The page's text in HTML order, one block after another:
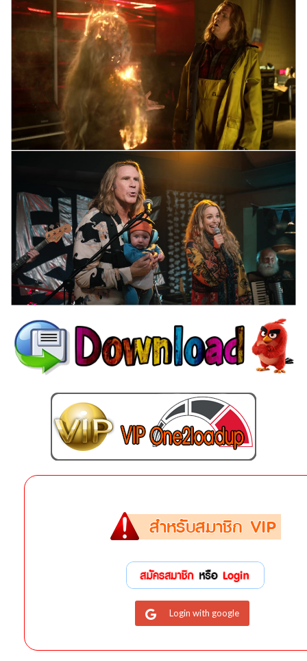
Login with google